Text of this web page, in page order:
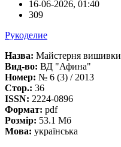
16-06-2026, 01:40
309
Рукоделие
Назва: Майстерня вишивки
Вид-во: ВД "Афина"
Номер: № 6 (3) / 2013
Стор.: 36
ISSN: 2224-0896
Формат: pdf
Розмір: 53.1 Мб
Мова: українська